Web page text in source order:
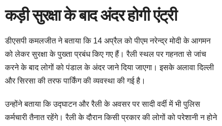
कड़ी सुरक्षा के बाद अंदर होगी एंट्री
डीएसपी कमलजीत ने बताया कि 14 अप्रैल को पीएम नरेन्द्र मोदी के आगमन
को लेकर सुरक्षा के पुख्ता प्रबंध किए गए हैं। रैली स्थल पर गहनता से जांच
करने के बाद लोगों को पंडाल के अंदर जाने दिया जाएगा। इसके अलावा दिल्ली
और सिरसा की तरफ पार्किंग की व्यवस्था की गई है।
उन्होंने बताया कि उद्घाटन और रैली के अवसर पर सादी वर्दी में भी पुलिस
कर्मचारी तैनात रहेंगे। रैली के दौरान किसी प्रकार की लोगों को परेशानी न होने